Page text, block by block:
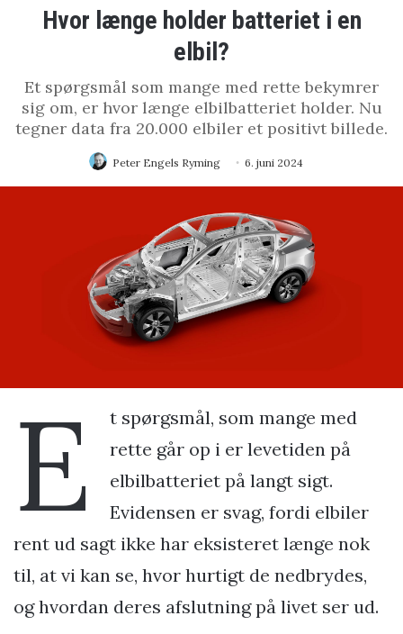
Hvor længe holder batteriet i en
elbil?
Et spørgsmål som mange med rette bekymrer
sig om, er hvor længe elbilbatteriet holder. Nu
tegner data fra 20.000 elbiler et positivt billede.
Peter Engels Ryming 6. juni 2024
E
t spørgsmål, som mange med
rette går op i er levetiden på
elbilbatteriet på langt sigt.
Evidensen er svag, fordi elbiler
rent ud sagt ikke har eksisteret længe nok
til, at vi kan se, hvor hurtigt de nedbrydes,
og hvordan deres afslutning på livet ser ud.